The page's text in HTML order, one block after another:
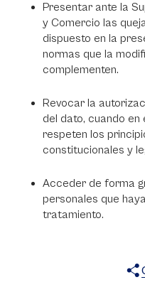
Presentar ante la
y Comercio las
dispuesto en la
normas que la
complementen.
Revocar la
del dato, cuando
respeten los
constitucionales y
Acceder de forma
personales que
tratamiento.